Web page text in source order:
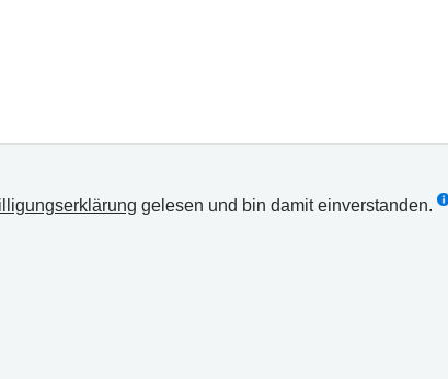
gelesen und bin damit einverstanden.